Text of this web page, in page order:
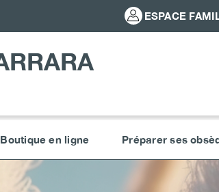
ESPACE
Boutique en ligne Préparer ses